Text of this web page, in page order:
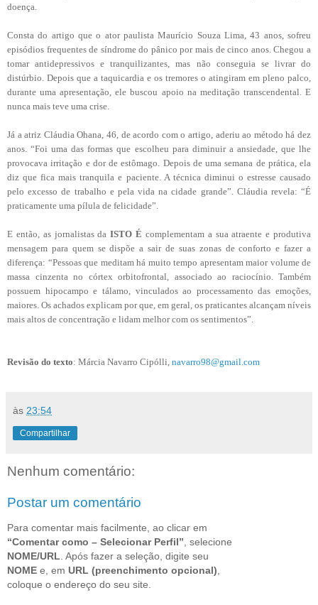
doença.
Consta do artigo que o ator paulista Maurício Souza Lima, 43 anos, sofreu
episódios frequentes de síndrome do pânico por mais de cinco anos. Chegou a
tomar antidepressivos e tranquilizantes, mas não conseguia se livrar do
distúrbio. Depois que a taquicardia e os tremores o atingiram em pleno palco,
durante uma apresentação, ele buscou apoio na meditação transcendental. E
nunca mais teve uma crise.
Já a atriz Cláudia Ohana, 46, de acordo com o artigo, aderiu ao método há dez
anos. “Foi uma das formas que escolheu para diminuir a ansiedade, que lhe
provocava irritação e dor de estômago. Depois de uma semana de prática, ela
diz que fica mais tranquila e paciente. A técnica diminui o estresse causado
pelo excesso de trabalho e pela vida na cidade grande”. Cláudia revela: “É
praticamente uma pílula de felicidade”.
E então, as jornalistas daISTO É complementam a sua atraente e produtiva
mensagem para quem se dispõe a sair de suas zonas de conforto e fazer a
diferença: “Pessoas que meditam há muito tempo apresentam maior volume de
massa cinzenta no córtex orbitofrontal, associado ao raciocínio. Também
possuem hipocampo e tálamo, vinculados ao processamento das emoções,
maiores. Os achados explicam por que, em geral, os praticantes alcançam níveis
mais altos de concentração e lidam melhor com os sentimentos”.
Revisão do texto: Márcia Navarro Cipólli, navarro98@gmail.com
às 23:54
Compartilhar
Nenhum comentário:
Postar um comentário
Para comentar mais facilmente, ao clicar em
“Comentar como – Selecionar Perfil” , selecione
NOME/URL . Após fazer a seleção, digite seu
NOME e, em URL (preenchimento opcional)
coloque o endereço do seu site.